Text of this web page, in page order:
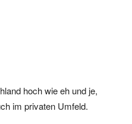
hoch wie eh und je,
im privaten Umfeld.